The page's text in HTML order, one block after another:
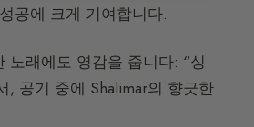
공에 크게 기여합니다.
노래에도 영감을 줍니다: “싱
, 공기 중에 Shalimar의 향긋한